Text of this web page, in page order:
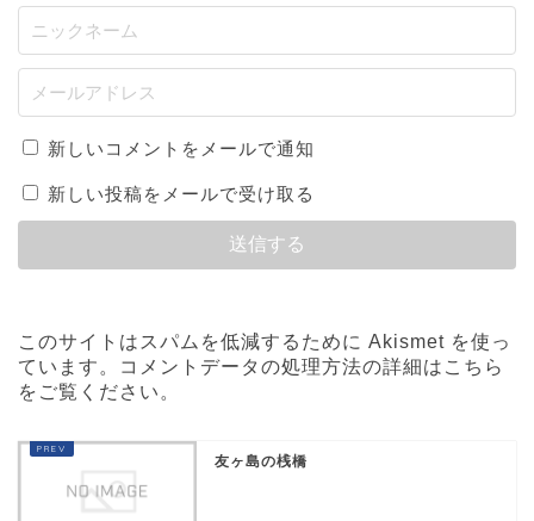
新しいコメントをメールで通知
新しい投稿をメールで受け取る
このサイトはスパムを低減するために Akismet を使っ
ています。
コメントデータの処理方法の詳細はこちら
をご覧ください 。
友ヶ島の桟橋